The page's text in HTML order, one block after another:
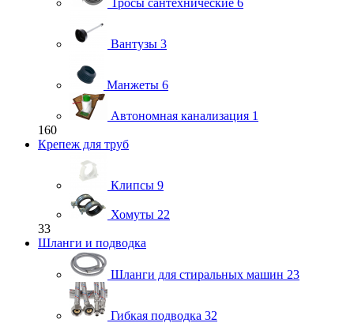
Тросы сантехнические 6
Вантузы 3
Манжеты 6
Автономная канализация 1
160
Крепеж для труб
Клипсы 9
Хомуты 22
33
Шланги и подводка
Шланги для стиральных машин 23
Гибкая подводка 32